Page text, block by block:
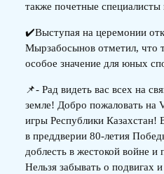
также почетные специалисты
✔️Выступая на церемонии
Мырзабосынов отметил, что
особое значение для юных
📌- Рад видеть вас всех на
земле! Добро пожаловать на
игры Республики Казахстан!
в преддверии 80-летия
доблесть в жестокой войне
Нельзя забывать о подвигах